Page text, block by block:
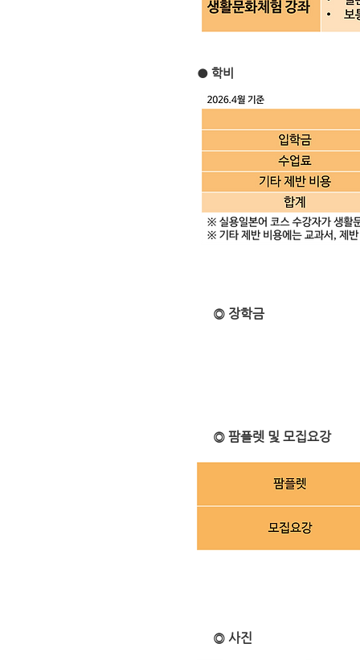
● 학비
◎ 장학금
◎ 팜플렛 및 모집요강
◎ 사진